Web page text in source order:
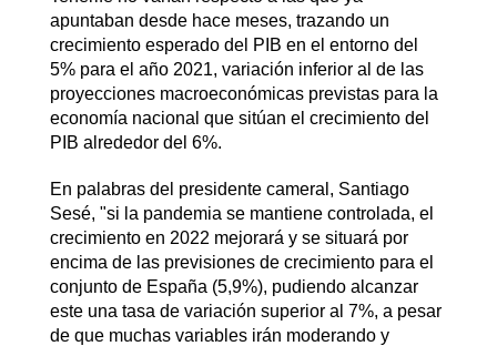
apuntaban desde hace meses, trazando un
crecimiento esperado del PIB en el entorno del
5% para el año 2021, variación inferior al de las
proyecciones macroeconómicas previstas para la
economía nacional que sitúan el crecimiento del
PIB alrededor del 6%.
En palabras del presidente cameral, Santiago
Sesé, "si la pandemia se mantiene controlada, el
crecimiento en 2022 mejorará y se situará por
encima de las previsiones de crecimiento para el
conjunto de España (5,9%), pudiendo alcanzar
este una tasa de variación superior al 7%, a pesar
de que muchas variables irán moderando y